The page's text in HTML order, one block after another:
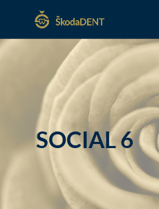
SOCIAL 6